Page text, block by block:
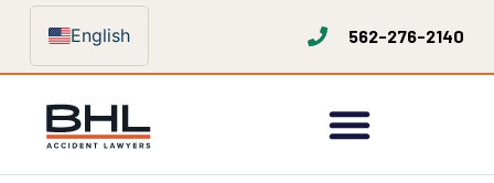
English 562-276-2140